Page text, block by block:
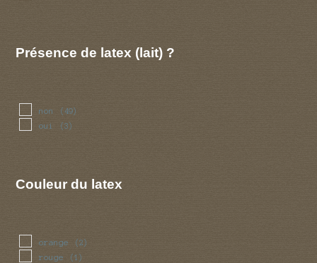
Présence de latex (lait) ?
non (49)
oui (3)
Couleur du latex
orange (2)
rouge (1)